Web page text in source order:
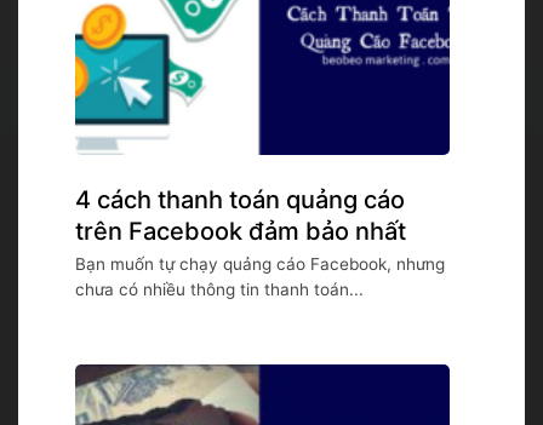
4 cách thanh toán quảng cáo
trên Facebook đảm bảo nhất
Bạn muốn tự chạy quảng cáo Facebook, nhưng
chưa có nhiều thông tin thanh toán...